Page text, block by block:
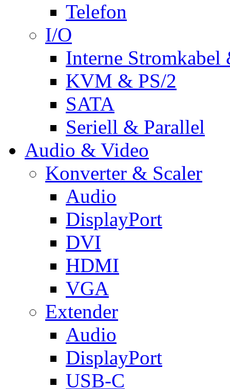
Telefon
I/O
Interne Stromkabel
KVM & PS/2
SATA
Seriell & Parallel
Audio & Video
Konverter & Scaler
Audio
DisplayPort
DVI
HDMI
VGA
Extender
Audio
DisplayPort
USB-C